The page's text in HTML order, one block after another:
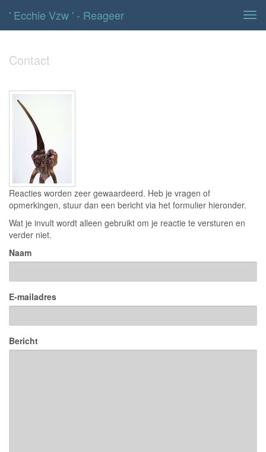
' Ecchie Vzw ' - Reageer
Contact
Reacties worden zeer gewaardeerd. Heb je vragen of
opmerkingen, stuur dan een bericht via het formulier hieronder.
Wat je invult wordt alleen gebruikt om je reactie te versturen en
verder niet.
Naam
E-mailadres
Bericht